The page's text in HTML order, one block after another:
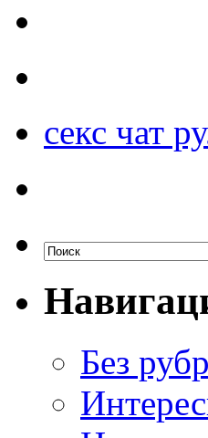
секс чат
Без